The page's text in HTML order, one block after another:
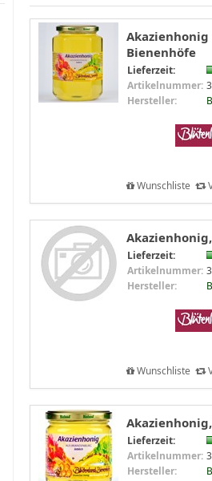
Akazienhonig
Bienenhöfe
Lieferzeit:
Artikelnummer:
Hersteller:
Wunschliste
Lieferzeit:
Artikelnummer:
Hersteller:
Wunschliste
Lieferzeit:
Artikelnummer:
Hersteller: